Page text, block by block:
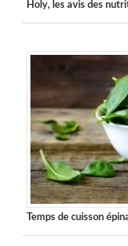
Holy, les avis des
Temps de cuisson